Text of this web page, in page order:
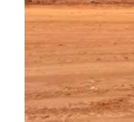
Guia de Empresas
Divulgar Vagas
Publicidade Legal
Turismo
Segurança Regional
Parques & Represas
Cidades da Região
Santana de ParnaíbaOsascoCarapicuíba
do Bom JesusAraçariguamaCajamar